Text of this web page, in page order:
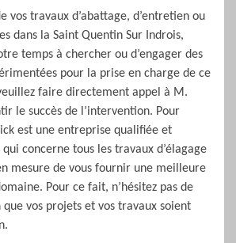
vos travaux d’abattage, d’entretien ou
dans la Saint Quentin Sur Indrois,
temps à chercher ou d’engager des
pour la prise en charge de ce
faire directement appel à M.
le succès de l’intervention. Pour
est une entreprise qualifiée et
concerne tous les travaux d’élagage
mesure de vous fournir une meilleure
Pour ce fait, n’hésitez pas de
vos projets et vos travaux soient